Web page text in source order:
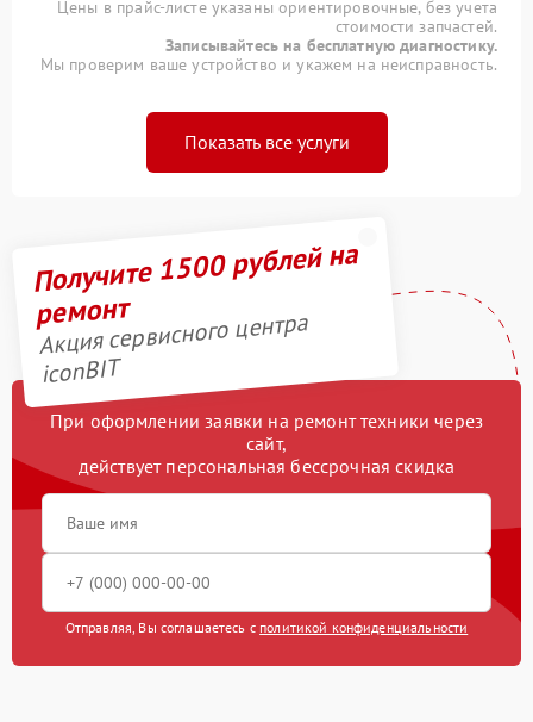
Цены в прайс-листе указаны ориентировочные, без учета
стоимости запчастей.
Записывайтесь на бесплатную диагностику.
Мы проверим ваше устройство и укажем на неисправность.
Показать все услуги
Получите 1500 рублей на
ремонт
Акция сервисного центра
iconBIT
При оформлении заявки на ремонт техники через
сайт,
действует персональная бессрочная скидка
Отправляя, Вы соглашаетесь с политикой конфиденциальности